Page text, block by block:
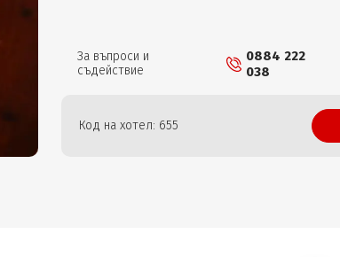
За въпроси и
съдействие
0884 222
038
Код на хотел: 655